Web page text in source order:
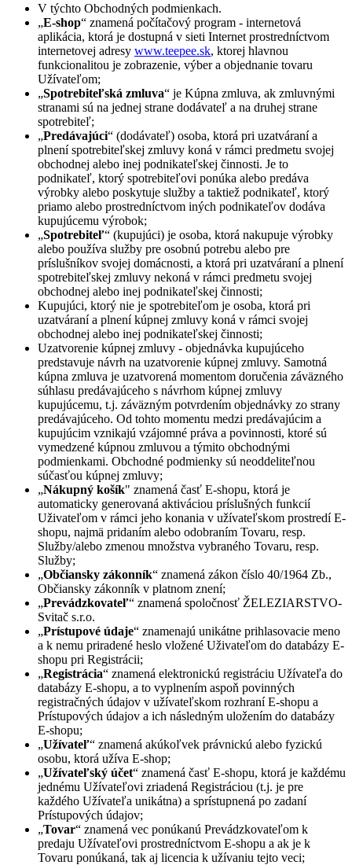
V týchto Obchodných podmienkach.
„E-shop“ znamená počítačový program - internetová
aplikácia, ktorá je dostupná v sieti Internet prostredníctvom
internetovej adresy www.teepee.sk, ktorej hlavnou
funkcionalitou je zobrazenie, výber a objednanie tovaru
Užívateľom;
„Spotrebiteľská zmluva“ je Kúpna zmluva, ak zmluvnými
stranami sú na jednej strane dodávateľ a na druhej strane
spotrebiteľ;
„Predávajúci“ (dodávateľ) osoba, ktorá pri uzatváraní a
plnení spotrebiteľskej zmluvy koná v rámci predmetu svojej
obchodnej alebo inej podnikateľskej činnosti. Je to
podnikateľ, ktorý spotrebiteľovi ponúka alebo predáva
výrobky alebo poskytuje služby a taktiež podnikateľ, ktorý
priamo alebo prostredníctvom iných podnikateľov dodáva
kupujúcemu výrobok;
„Spotrebiteľ“ (kupujúci) je osoba, ktorá nakupuje výrobky
alebo používa služby pre osobnú potrebu alebo pre
príslušníkov svojej domácnosti, a ktorá pri uzatváraní a plnení
spotrebiteľskej zmluvy nekoná v rámci predmetu svojej
obchodnej alebo inej podnikateľskej činnosti;
Kupujúci, ktorý nie je spotrebiteľom je osoba, ktorá pri
uzatváraní a plnení kúpnej zmluvy koná v rámci svojej
obchodnej alebo inej podnikateľskej činnosti;
Uzatvorenie kúpnej zmluvy - objednávka kupujúceho
predstavuje návrh na uzatvorenie kúpnej zmluvy. Samotná
kúpna zmluva je uzatvorená momentom doručenia záväzného
súhlasu predávajúceho s návrhom kúpnej zmluvy
kupujúcemu, t.j. záväzným potvrdením objednávky zo strany
predávajúceho. Od tohto momentu medzi predávajúcim a
kupujúcim vznikajú vzájomné práva a povinnosti, ktoré sú
vymedzené kúpnou zmluvou a týmito obchodnými
podmienkami. Obchodné podmienky sú neoddeliteľnou
súčasťou kúpnej zmluvy;
„Nákupný košík" znamená časť E-shopu, ktorá je
automaticky generovaná aktiváciou príslušných funkcií
Uživateľom v rámci jeho konania v užívateľskom prostredí E-
shopu, najmä pridaním alebo odobraním Tovaru, resp.
Služby/alebo zmenou množstva vybraného Tovaru, resp.
Služby;
„Občiansky zákonník“ znamená zákon číslo 40/1964 Zb.,
Občiansky zákonník v platnom znení;
„Prevádzkovateľ“ znamená spoločnosť ŽELEZIARSTVO-
Svitač s.r.o.
„Prístupové údaje“ znamenajú unikátne prihlasovacie meno
a k nemu priradené heslo vložené Uživateľom do databázy E-
shopu pri Registrácii;
„Registrácia“ znamená elektronickú registráciu Užívateľa do
databázy E-shopu, a to vyplnením aspoň povinných
registračných údajov v užívateľskom rozhraní E-shopu a
Prístupových údajov a ich následným uložením do databázy
E-shopu;
„Užívateľ“ znamená akúkoľvek právnickú alebo fyzickú
osobu, ktorá užíva E-shop;
„Užívateľský účet“ znamená časť E-shopu, ktorá je každému
jednému Užívateľovi zriadená Registráciou (t.j. je pre
každého Užívateľa unikátna) a sprístupnená po zadaní
Prístupových údajov;
„Tovar“ znamená vec ponúkanú Prevádzkovateľom k
predaju Užívateľovi prostredníctvom E-shopu a ak je k
Tovaru ponúkaná, tak aj licencia k užívaniu tejto veci;